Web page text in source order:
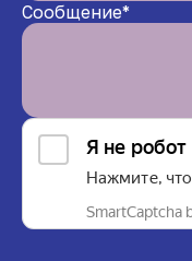
Сообщение*